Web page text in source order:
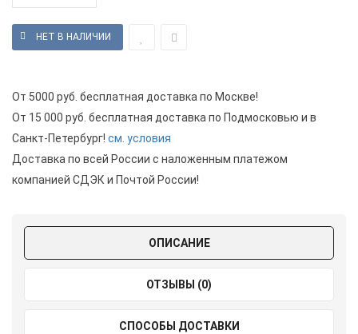
От 5000 руб. бесплатная доставка по Москве!
От 15 000 руб. бесплатная доставка по Подмосковью и в
Санкт-Петербург! см. условия
Доставка по всей России с наложенным платежом
компанией СДЭК и Почтой России!
ОПИСАНИЕ
ОТЗЫВЫ (0)
СПОСОБЫ ДОСТАВКИ